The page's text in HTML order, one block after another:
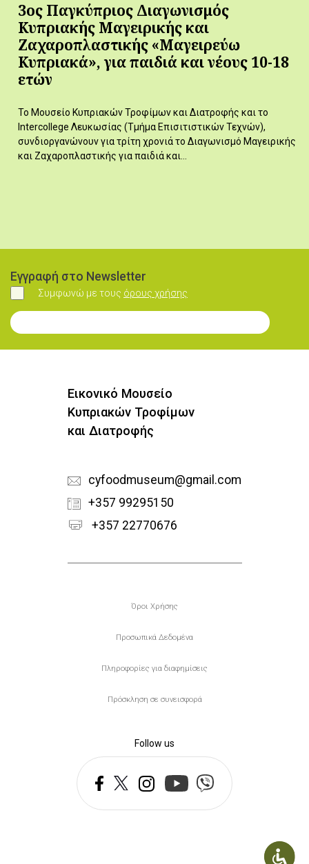
3ος Παγκύπριος Διαγωνισμός
Κυπριακής Μαγειρικής και
Ζαχαροπλαστικής «Μαγειρεύω
Κυπριακά», για παιδιά και νέους 10-18
ετών
Το Μουσείο Κυπριακών Τροφίμων και Διατροφής και το
Intercollege Λευκωσίας (Τμήμα Επισιτιστικών Τεχνών),
συνδιοργανώνουν για τρίτη χρονιά το Διαγωνισμό Μαγειρικής
και Ζαχαροπλαστικής για παιδιά και…
Εγγραφή στο Newsletter
Συμφωνώ
Συμφωνώ με τους όρους χρήσης
Εγγραφή στο Newsletter
Εικονικό Μουσείο
Κυπριακών Τροφίμων
και Διατροφής
cyfoodmuseum@gmail.com
+357 99295150
+357 22770676
Υποσέλιδο
Όροι Χρήσης
Προσωπικά Δεδομένα
Πληροφορίες για διαφημίσεις
Πρόσκληση σε συνεισφορά
Follow us